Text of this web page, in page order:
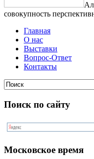
совокупность
Главная
О нас
Выставки
Вопрос-Ответ
Контакты
Поиск по сайту
Московское время